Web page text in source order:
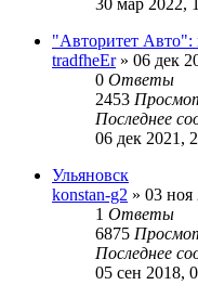
"Авторитет Авто":
tradfheEr» 06 дек
0 Ответы
2453
Последнее
06 дек 2021,
Ульяновск
konstan-g2 » 03 ноя
1 Ответы
6875
Последнее
05 сен 2018,